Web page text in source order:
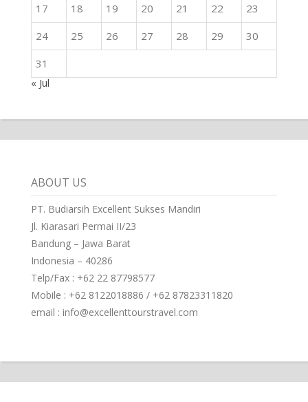
17
18 19 20 21 22
23
24
25 26 27 28 29
30
31
« Jul
ABOUT US
PT. Budiarsih Excellent Sukses Mandiri
Jl. Kiarasari Permai II/23
Bandung – Jawa Barat
Indonesia – 40286
Telp/Fax : +62 22 87798577
Mobile : +62 8122018886 / +62 87823311820
email : info@excellenttourstravel.com